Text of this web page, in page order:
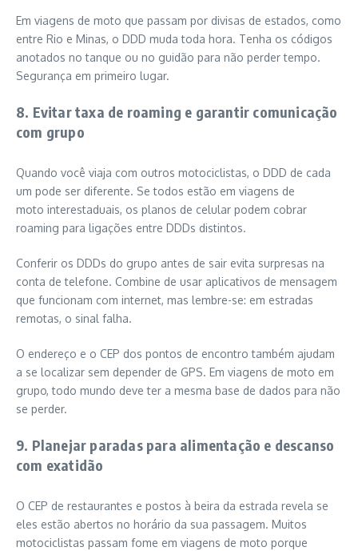
Em viagens de moto que passam por divisas de estados, como
entre Rio e Minas, o DDD muda toda hora. Tenha os códigos
anotados no tanque ou no guidão para não perder tempo.
Segurança em primeiro lugar.
8. Evitar taxa de roaming e garantir comunicação
com grupo
Quando você viaja com outros motociclistas, o DDD de cada
um pode ser diferente. Se todos estão em viagens de
moto interestaduais, os planos de celular podem cobrar
roaming para ligações entre DDDs distintos.
Conferir os DDDs do grupo antes de sair evita surpresas na
conta de telefone. Combine de usar aplicativos de mensagem
que funcionam com internet, mas lembre-se: em estradas
remotas, o sinal falha.
O endereço e o CEP dos pontos de encontro também ajudam
a se localizar sem depender de GPS. Em viagens de moto em
grupo, todo mundo deve ter a mesma base de dados para não
se perder.
9. Planejar paradas para alimentação e descanso
com exatidão
O CEP de restaurantes e postos à beira da estrada revela se
eles estão abertos no horário da sua passagem. Muitos
motociclistas passam fome em viagens de moto porque